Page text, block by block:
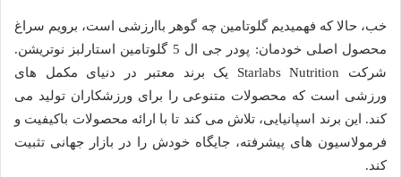
خب، حالا که فهمیدیم گلوتامین چه گوهر باارزشی است، برویم سراغ
محصول اصلی خودمان: پودر جی ال 5 گلوتامین استارلبز نوتریشن.
شرکت Starlabs Nutrition یک برند معتبر در دنیای مکمل های
ورزشی است که محصولات متنوعی را برای ورزشکاران تولید می
کند. این برند اسپانیایی، تلاش می کند تا با ارائه محصولات باکیفیت و
فرمولاسیون های پیشرفته، جایگاه خودش را در بازار جهانی تثبیت
کند.